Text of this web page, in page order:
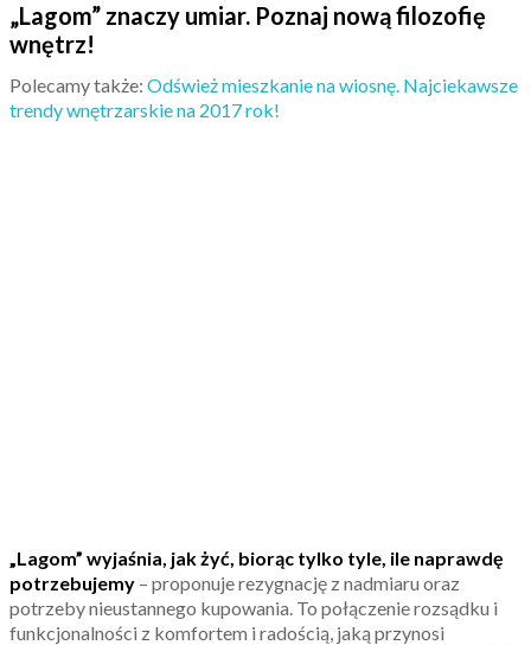
„Lagom” znaczy umiar. Poznaj nową filozofię
wnętrz!
Polecamy także: Odśwież mieszkanie na wiosnę. Najciekawsze
trendy wnętrzarskie na 2017 rok!
„Lagom” wyjaśnia, jak żyć, biorąc tylko tyle, ile naprawdę
potrzebujemy – proponuje rezygnację z nadmiaru oraz
potrzeby nieustannego kupowania. To połączenie rozsądku i
funkcjonalności z komfortem i radością, jaką przynosi